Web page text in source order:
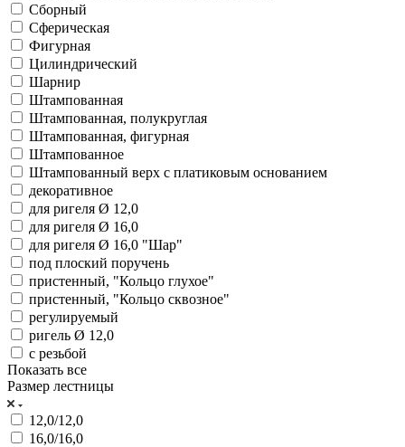
Сборный
Сферическая
Фигурная
Цилиндрический
Шарнир
Штампованная
Штампованная, полукруглая
Штампованная, фигурная
Штампованное
Штампованный верх с платиковым основанием
декоративное
для ригеля Ø 12,0
для ригеля Ø 16,0
для ригеля Ø 16,0 "Шар"
под плоский поручень
пристенный, "Кольцо глухое"
пристенный, "Кольцо сквозное"
регулируемый
ригель Ø 12,0
с резьбой
Показать все
Размер лестницы
12,0/12,0
16,0/16,0